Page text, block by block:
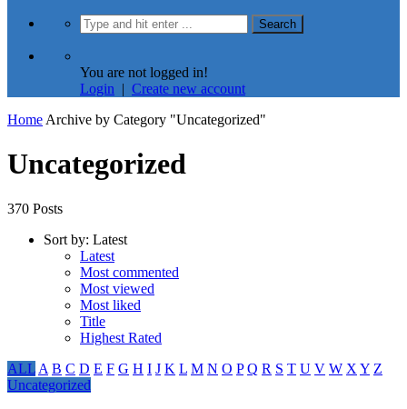
You are not logged in!
Login | Create new account
Home Archive by Category "Uncategorized"
Uncategorized
370 Posts
Sort by: Latest
Latest
Most commented
Most viewed
Most liked
Title
Highest Rated
ALL A B C D E F G H I J K L M N O P Q R S T U V W X Y Z
Uncategorized